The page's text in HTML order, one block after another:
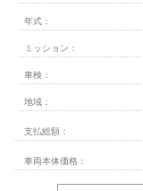
年式：
ミッション：
車検：
地域：
支払総額：
車両本体価格：